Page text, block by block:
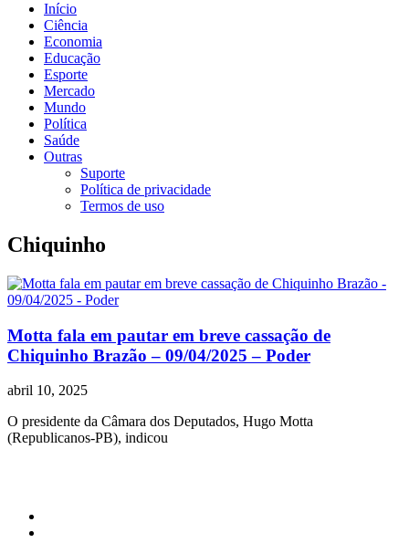
Início
Ciência
Economia
Educação
Esporte
Mercado
Mundo
Política
Saúde
Outras
Suporte
Política de privacidade
Termos de uso
Chiquinho
Motta fala em pautar em breve cassação de
Chiquinho Brazão – 09/04/2025 – Poder
abril 10, 2025
O presidente da Câmara dos Deputados, Hugo Motta
(Republicanos-PB), indicou